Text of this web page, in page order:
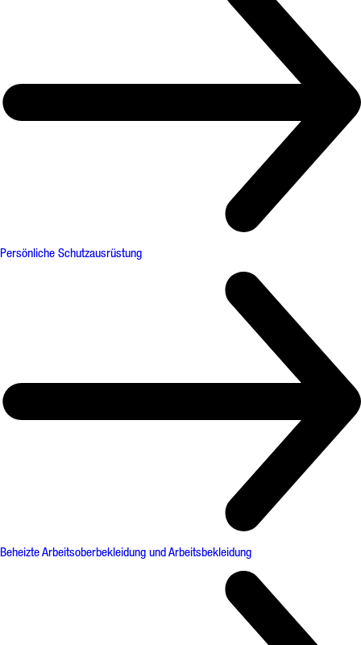
Persönliche Schutzausrüstung
Beheizte Arbeitsoberbekleidung und Arbeitsbekleidung